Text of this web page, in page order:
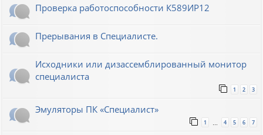
Проверка работоспособности К589ИР12
Прерывания в Специалисте.
Исходники или дизассемблированный монитор
специалиста
1 2 3
Эмуляторы ПК «Специалист»
1 4 5 6 7